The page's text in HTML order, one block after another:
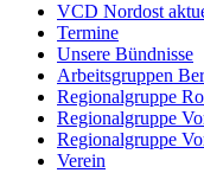
VCD Nordost
Termine
Unsere Bündnisse
Arbeitsgruppen
Regionalgruppe
Regionalgruppe
Regionalgruppe
Verein